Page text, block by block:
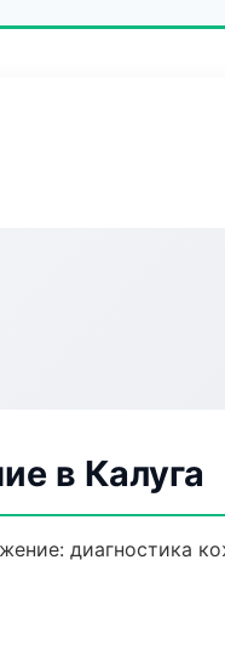
в Калуга
диагностика